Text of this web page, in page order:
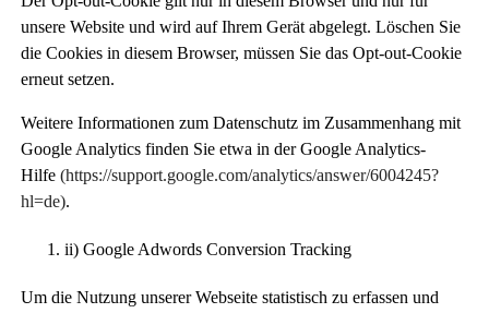
unsere Website und wird auf Ihrem Gerät abgelegt. Löschen Sie
die Cookies in diesem Browser, müssen Sie das Opt-out-Cookie
erneut setzen.
Weitere Informationen zum Datenschutz im Zusammenhang mit
Google Analytics finden Sie etwa in derGoogle Analytics-
Hilfe (https://support.google.com/analytics/answer/6004245?
hl=de).
ii) Google Adwords Conversion Tracking
Um die Nutzung unserer Webseite statistisch zu erfassen und